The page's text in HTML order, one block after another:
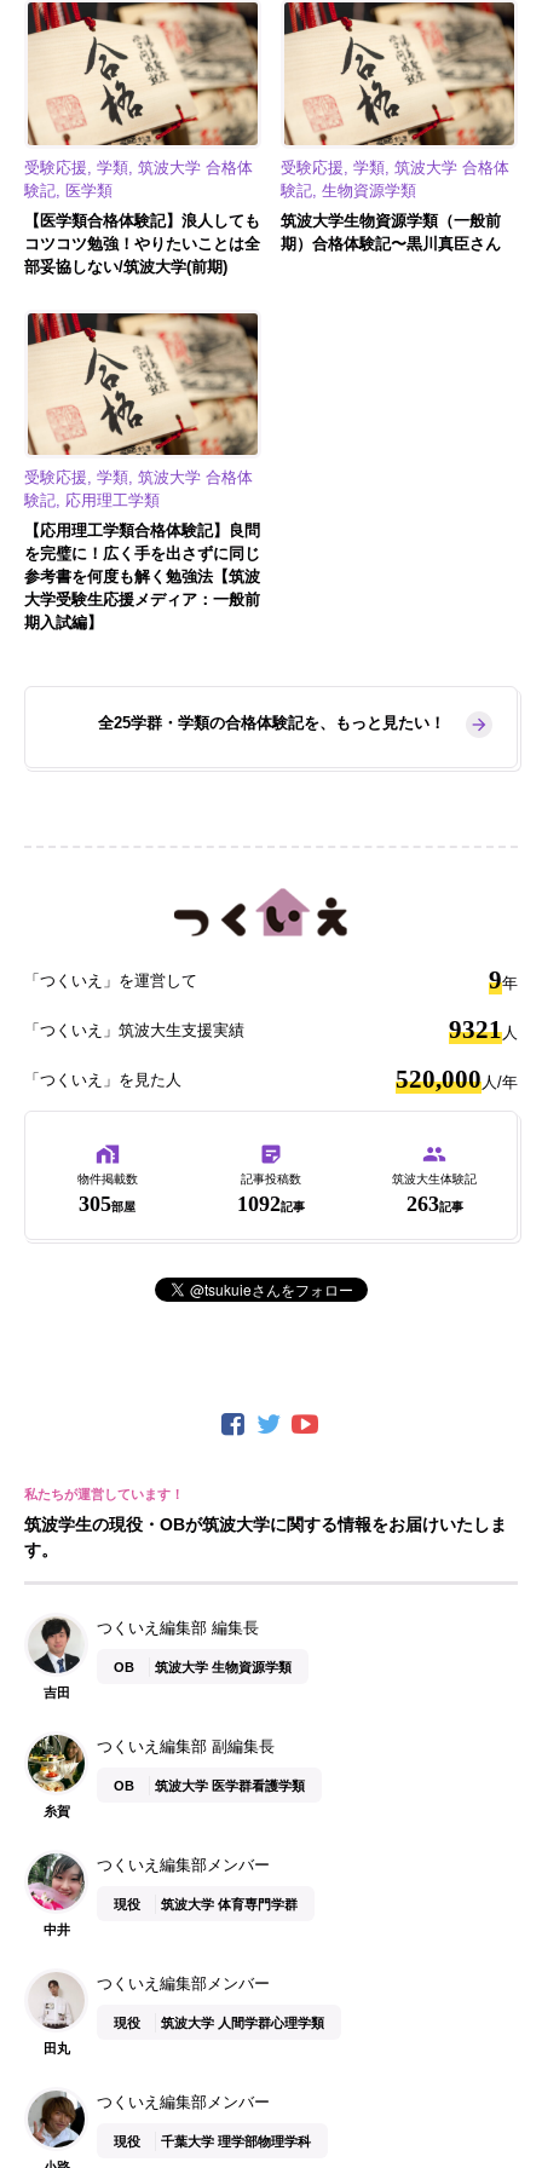
受験応援, 学類, 筑波大学 合格体
験記, 医学類
【医学類合格体験記】浪人しても
コツコツ勉強！やりたいことは全
部妥協しない/筑波大学(前期)
受験応援, 学類, 筑波大学 合格体
験記, 生物資源学類
筑波大学生物資源学類（一般前
期）合格体験記〜黒川真臣さん
受験応援, 学類, 筑波大学 合格体
験記, 応用理工学類
【応用理工学類合格体験記】良問
を完璧に！広く手を出さずに同じ
参考書を何度も解く勉強法【筑波
大学受験生応援メディア：一般前
期入試編】
全25学群・学類の合格体験記を、もっと見たい！
「つくいえ」を運営して 9年
「つくいえ」筑波大生支援実績 9321人
「つくいえ」を見た人 520,000人/年
物件掲載数
305部屋
記事投稿数
1092記事
筑波大生体験記
263記事
筑波学生の現役・OBが筑波大学に関する情報をお届けいたしま
す。
吉田
つくいえ編集部 編集長
OB 筑波大学 生物資源学類
糸賀
つくいえ編集部 副編集長
OB 筑波大学 医学群看護学類
中井
つくいえ編集部メンバー
現役 筑波大学 体育専門学群
田丸
つくいえ編集部メンバー
現役 筑波大学 人間学群心理学類
つくいえ編集部メンバー
現役 千葉大学 理学部物理学科